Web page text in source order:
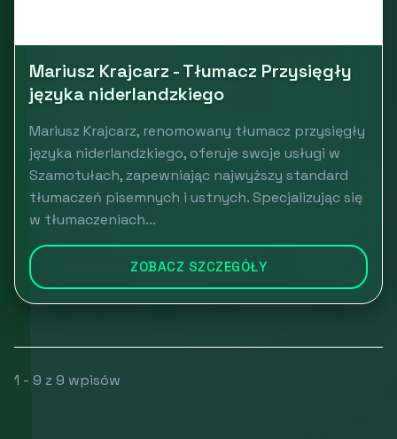
Mariusz Krajcarz - Tłumacz Przysięgły
języka niderlandzkiego
Mariusz Krajcarz, renomowany tłumacz przysięgły
języka niderlandzkiego, oferuje swoje usługi w
Szamotułach, zapewniając najwyższy standard
tłumaczeń pisemnych i ustnych. Specjalizując się
w tłumaczeniach...
ZOBACZ SZCZEGÓŁY
1 - 9 z 9 wpisów